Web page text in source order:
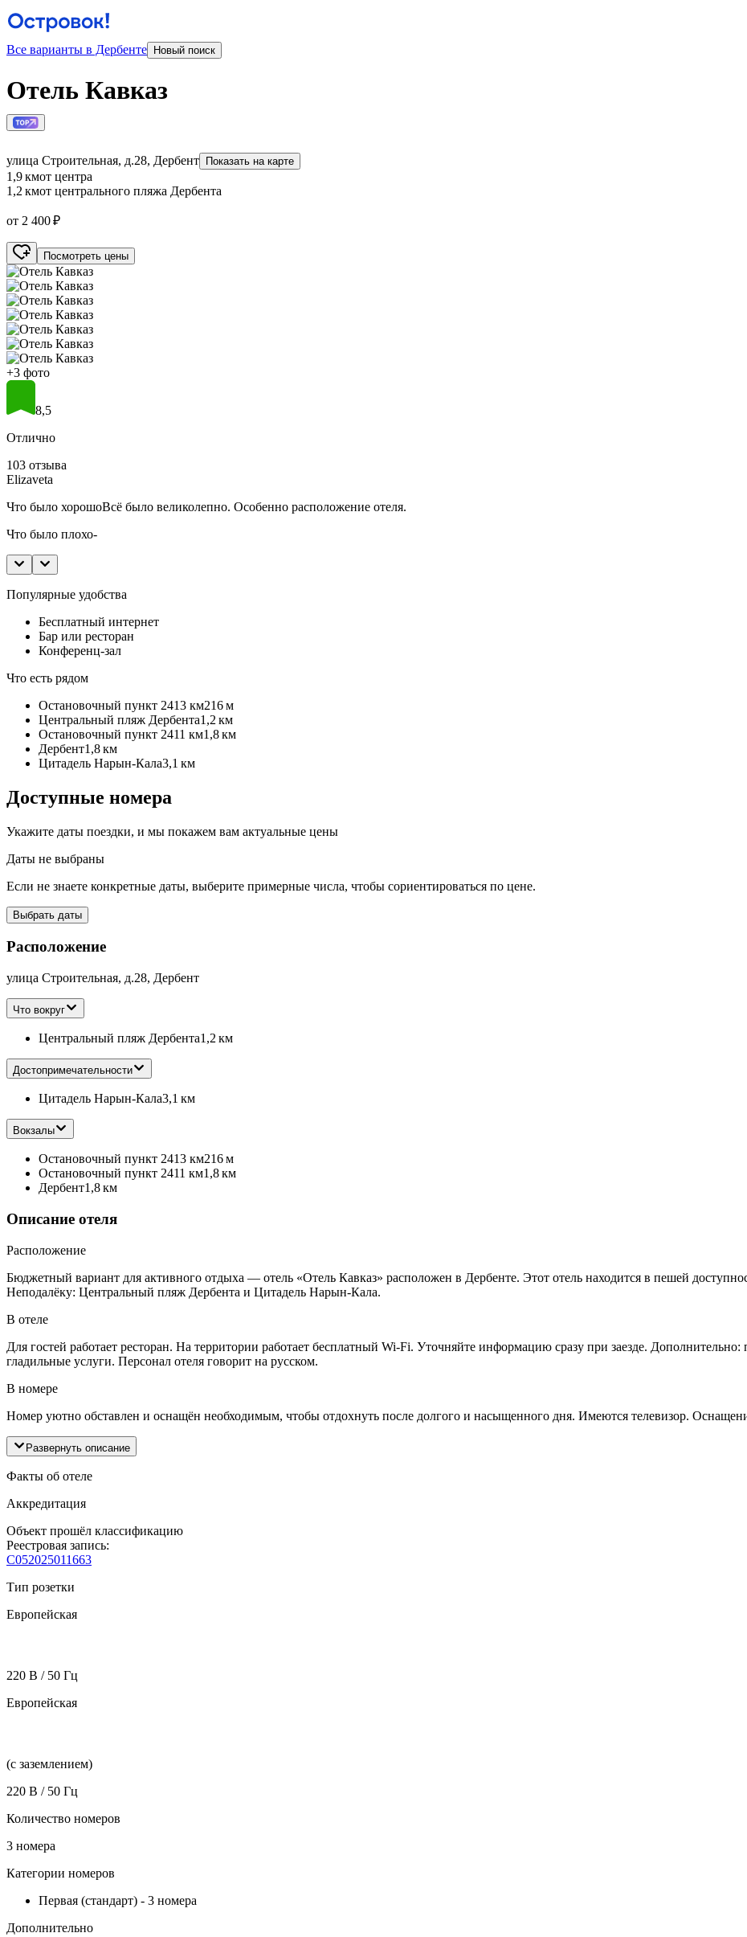
Все варианты в Дербенте Новый поиск
Отель Кавказ
улица Строительная, д.28, Дербент Показать на карте
1,9 кмот центра
1,2 кмот центрального пляжа Дербента
от 2 400 ₽
Посмотреть цены
+3 фото
8,5
Отлично
103 отзыва
Elizaveta
Что было хорошоВсё было великолепно. Особенно расположение отеля.
Что было плохо-
Популярные удобства
Бесплатный интернет
Бар или ресторан
Конференц-зал
Что есть рядом
Остановочный пункт 2413 км216 м
Центральный пляж Дербента1,2 км
Остановочный пункт 2411 км1,8 км
Дербент1,8 км
Цитадель Нарын-Кала3,1 км
Доступные номера
Укажите даты поездки, и мы покажем вам актуальные цены
Даты не выбраны
Если не знаете конкретные даты, выберите примерные числа, чтобы сориентироваться по цене.
Выбрать даты
Расположение
улица Строительная, д.28, Дербент
Что вокруг
Центральный пляж Дербента1,2 км
Достопримечательности
Цитадель Нарын-Кала3,1 км
Вокзалы
Остановочный пункт 2413 км216 м
Остановочный пункт 2411 км1,8 км
Дербент1,8 км
Описание отеля
Расположение
Бюджетный вариант для активного отдыха — отель «Отель Кавказ» расположен в Дербенте. Этот отель находится в пешей
Неподалёку: Центральный пляж Дербента и Цитадель Нарын-Кала.
В отеле
Для гостей работает ресторан. На территории работает бесплатный Wi-Fi. Уточняйте информацию сразу при заезде. Дополнительно:
гладильные услуги. Персонал отеля говорит на русском.
В номере
Номер уютно обставлен и оснащён необходимым, чтобы отдохнуть после долгого и насыщенного дня. Имеются телевизор.
Развернуть описание
Факты об отеле
Аккредитация
Объект прошёл классификацию
Реестровая запись:
С052025011663
Тип розетки
Европейская
220 В / 50 Гц
Европейская
(с заземлением)
220 В / 50 Гц
Количество номеров
3 номера
Категории номеров
Первая (стандарт) - 3 номера
Дополнительно